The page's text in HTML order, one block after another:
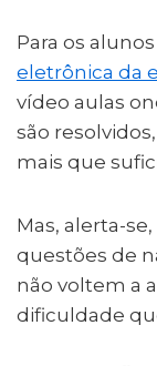
Para os
eletrônica da
vídeo aulas
são
mais que
Mas, alerta-
questões de
não voltem a
dificuldade